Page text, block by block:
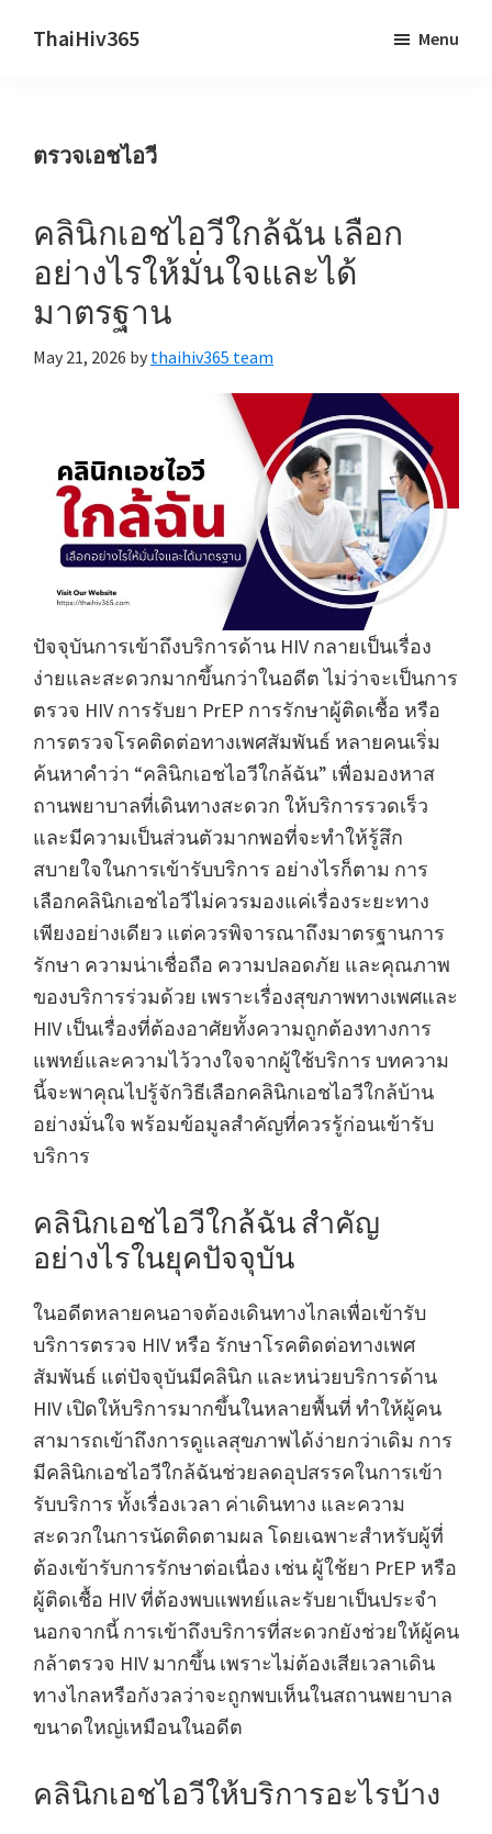
ThaiHiv365
behind.
Menu
ตรวจเอชไอวี
คลินิกเอชไอวีใกล้ฉัน เลือก
อย่างไรให้มั่นใจและได้
มาตรฐาน
May 21, 2026 by thaihiv365 team
ปัจจุบันการเข้าถึงบริการด้าน HIV กลายเป็นเรื่อง
ง่ายและสะดวกมากขึ้นกว่าในอดีต ไม่ว่าจะเป็นการ
ตรวจ HIV การรับยา PrEP การรักษาผู้ติดเชื้อ หรือ
การตรวจโรคติดต่อทางเพศสัมพันธ์ หลายคนเริ่ม
ค้นหาคำว่า “คลินิกเอชไอวีใกล้ฉัน” เพื่อมองหาส
ถานพยาบาลที่เดินทางสะดวก ให้บริการรวดเร็ว
และมีความเป็นส่วนตัวมากพอที่จะทำให้รู้สึก
สบายใจในการเข้ารับบริการ อย่างไรก็ตาม การ
เลือกคลินิกเอชไอวีไม่ควรมองแค่เรื่องระยะทาง
เพียงอย่างเดียว แต่ควรพิจารณาถึงมาตรฐานการ
รักษา ความน่าเชื่อถือ ความปลอดภัย และคุณภาพ
ของบริการร่วมด้วย เพราะเรื่องสุขภาพทางเพศและ
HIV เป็นเรื่องที่ต้องอาศัยทั้งความถูกต้องทางการ
แพทย์และความไว้วางใจจากผู้ใช้บริการ บทความ
นี้จะพาคุณไปรู้จักวิธีเลือกคลินิกเอชไอวีใกล้บ้าน
อย่างมั่นใจ พร้อมข้อมูลสำคัญที่ควรรู้ก่อนเข้ารับ
บริการ
คลินิกเอชไอวีใกล้ฉัน สำคัญ
อย่างไรในยุคปัจจุบัน
ในอดีตหลายคนอาจต้องเดินทางไกลเพื่อเข้ารับ
บริการตรวจ HIV หรือ รักษาโรคติดต่อทางเพศ
สัมพันธ์ แต่ปัจจุบันมีคลินิก และหน่วยบริการด้าน
HIV เปิดให้บริการมากขึ้นในหลายพื้นที่ ทำให้ผู้คน
สามารถเข้าถึงการดูแลสุขภาพได้ง่ายกว่าเดิม การ
มีคลินิกเอชไอวีใกล้ฉันช่วยลดอุปสรรคในการเข้า
รับบริการ ทั้งเรื่องเวลา ค่าเดินทาง และความ
สะดวกในการนัดติดตามผล โดยเฉพาะสำหรับผู้ที่
ต้องเข้ารับการรักษาต่อเนื่อง เช่น ผู้ใช้ยา PrEP หรือ
ผู้ติดเชื้อ HIV ที่ต้องพบแพทย์และรับยาเป็นประจำ
นอกจากนี้ การเข้าถึงบริการที่สะดวกยังช่วยให้ผู้คน
กล้าตรวจ HIV มากขึ้น เพราะไม่ต้องเสียเวลาเดิน
ทางไกลหรือกังวลว่าจะถูกพบเห็นในสถานพยาบาล
ขนาดใหญ่เหมือนในอดีต
คลินิกเอชไอวีให้บริการอะไรบ้าง